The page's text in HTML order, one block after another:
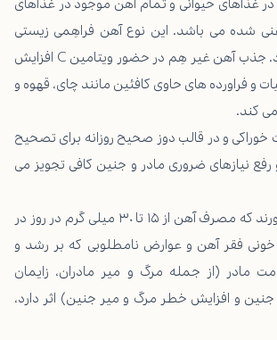
شده می باشد. این نوع آهن فراهِمی زیستی
کمتری برای بدن دارد. جذب آهن غیر هِم در حضور ویتامین C افزایش
و فراورده های حاوی کافئین مانند چای، قهوه و
کند.
و در قالب دوز صحیح روزانه برای تصحیح
نیازهای ضروری مادر و جنین کافی تجویز می
کارشناسان بر این باورند که مصرف آهن از ۱۵ تا ۳۰ میلی گرم در روز در
فقر آهن و عوارض نامطلوبی که بر رشد و
مادر (از جمله مرگ و میر مادران، زایمان
و افزایش خطر مرگ و میر جنین) اثر دارد،